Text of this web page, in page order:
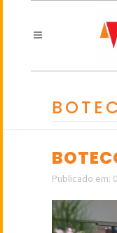
Publicado em: